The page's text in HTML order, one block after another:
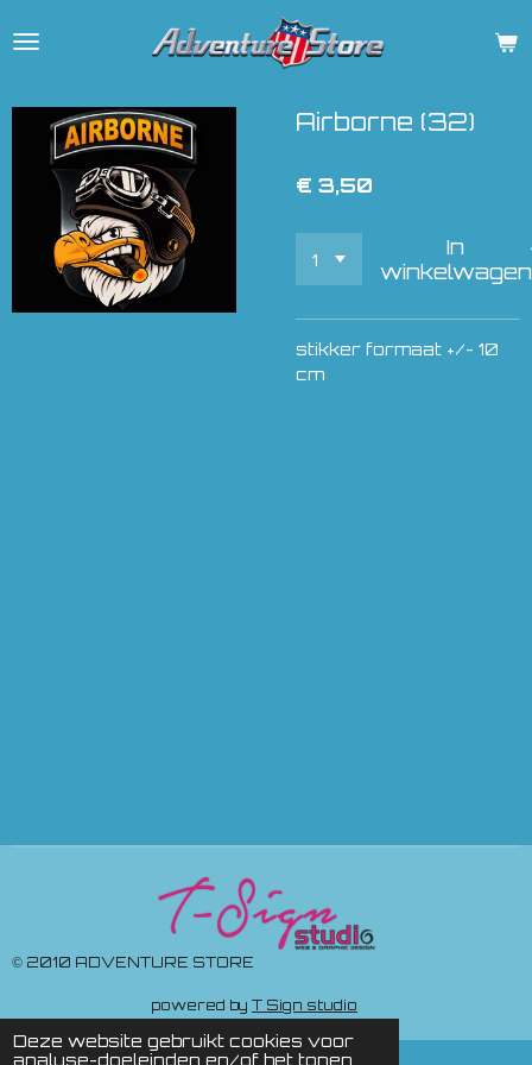
Deze website gebruikt cookies voor
analyse-doeleinden en/of het tonen
direct
hoofdinhoud
Airborne (32)
€ 3,50
In
winkelwagen
stikker formaat +/- 10
cm
© 2010 ADVENTURE STORE
powered by T Sign studio